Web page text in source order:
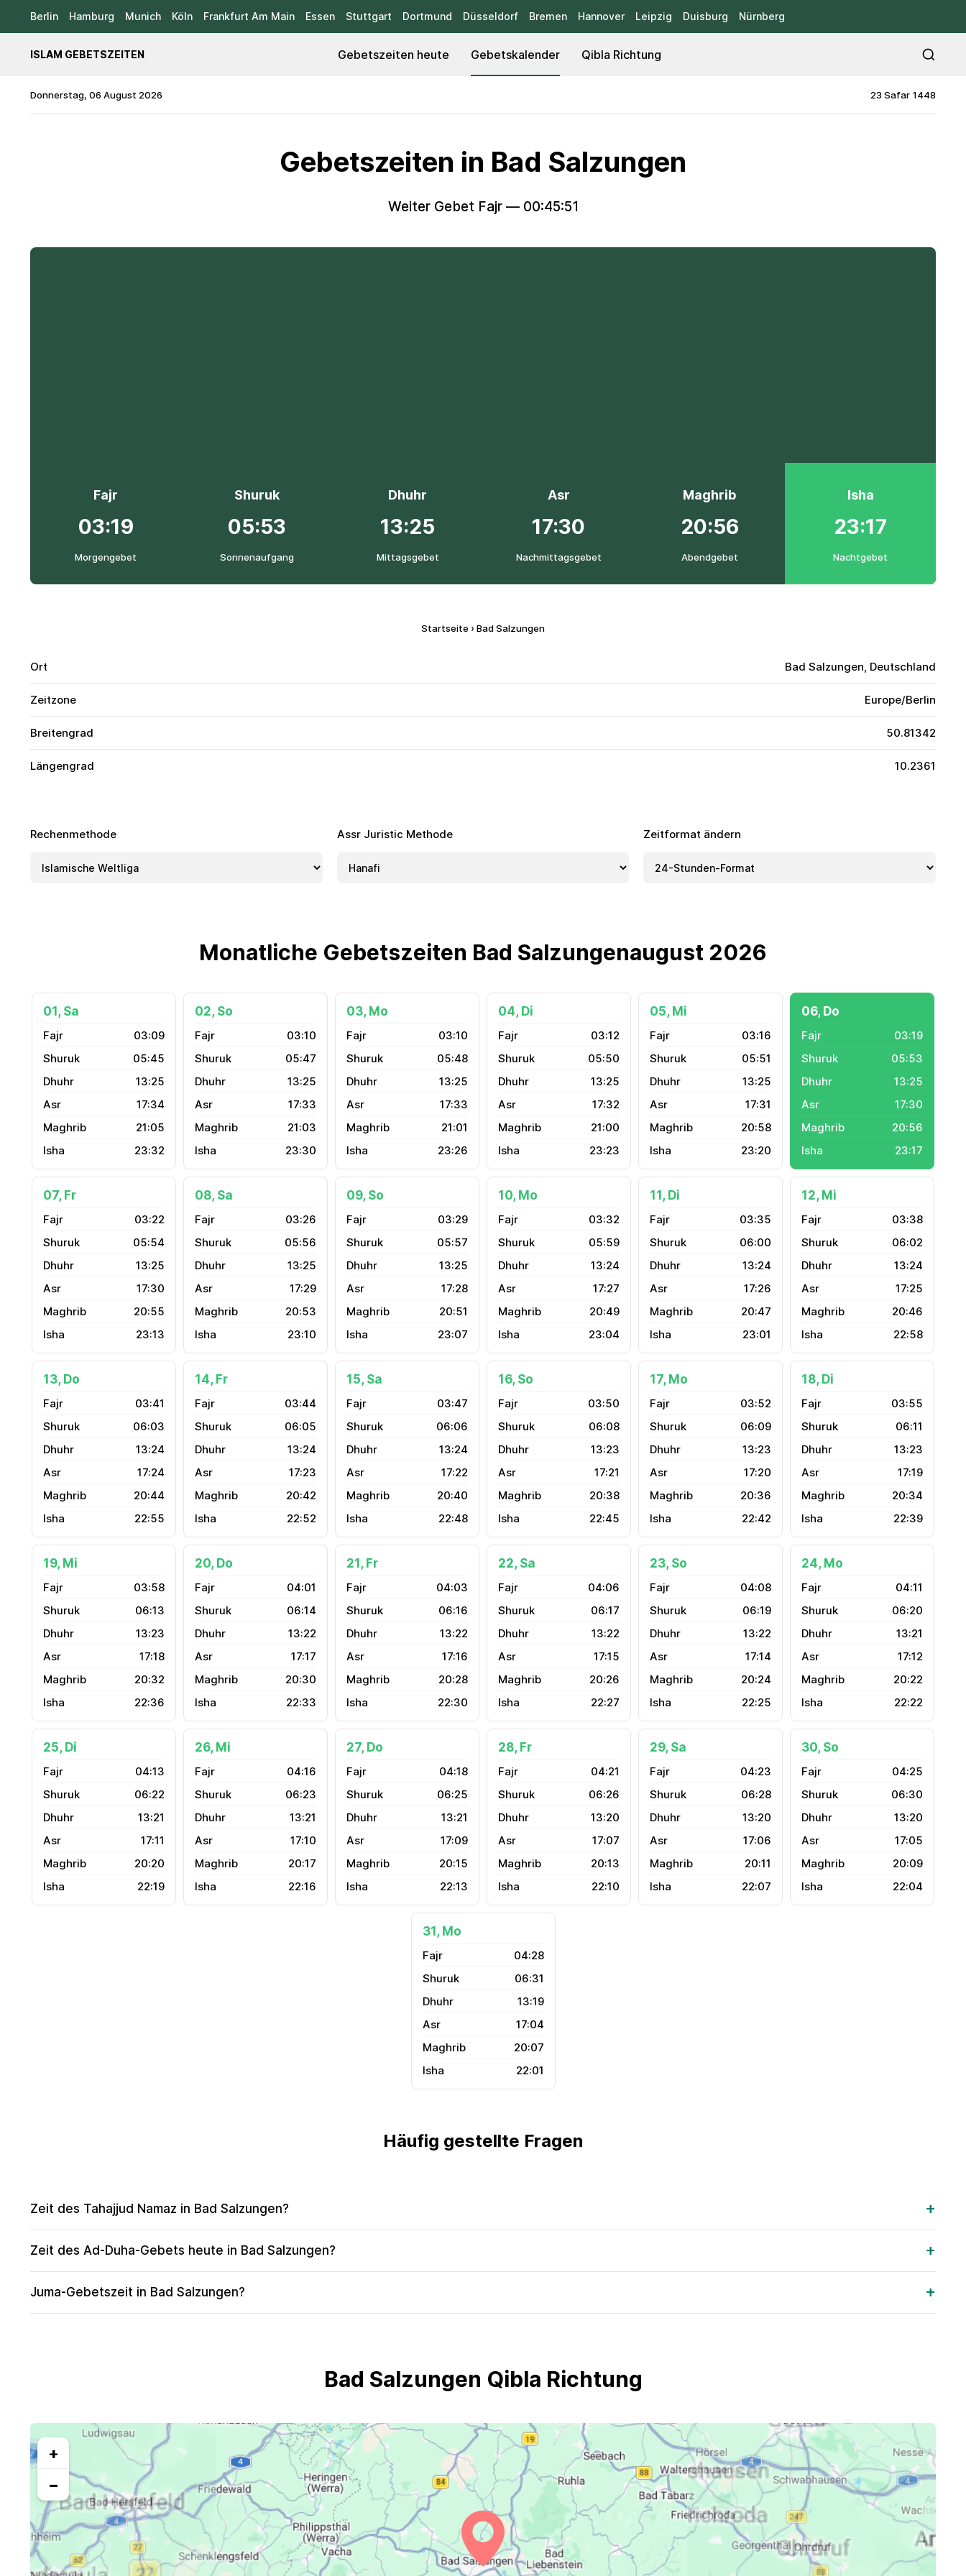
Berlin Hamburg Munich Köln Frankfurt Am Main Essen Stuttgart Dortmund Düsseldorf Bremen Hannover Leipzig Duisburg Nürnberg
ISLAM GEBETSZEITEN Gebetszeiten heute Gebetskalender Qibla Richtung
Donnerstag, 06 August 2026 23 Safar 1448
Gebetszeiten in Bad Salzungen
Weiter Gebet Fajr — 00:45:50
Fajr
03:19
Morgengebet
Shuruk
05:53
Sonnenaufgang
Dhuhr
13:25
Mittagsgebet
Asr
17:30
Nachmittagsgebet
Maghrib
20:56
Abendgebet
Isha
23:17
Nachtgebet
Startseite › Bad Salzungen
Ort Bad Salzungen, Deutschland
Zeitzone Europe/Berlin
Breitengrad 50.81342
Längengrad 10.2361
Rechenmethode Assr Juristic Methode Zeitformat ändern
Monatliche Gebetszeiten Bad Salzungenaugust 2026
01, Sa
03:09
05:45
13:25
17:34
21:05
23:32
02, So
03:10
05:47
13:25
17:33
21:03
23:30
03, Mo
03:10
05:48
13:25
17:33
21:01
23:26
04, Di
03:12
05:50
13:25
17:32
21:00
23:23
05, Mi
03:16
05:51
13:25
17:31
20:58
23:20
06, Do
03:19
05:53
13:25
17:30
20:56
23:17
07, Fr
03:22
05:54
13:25
17:30
20:55
23:13
08, Sa
03:26
05:56
13:25
17:29
20:53
23:10
09, So
03:29
05:57
13:25
17:28
20:51
23:07
10, Mo
03:32
05:59
13:24
17:27
20:49
23:04
11, Di
03:35
06:00
13:24
17:26
20:47
23:01
12, Mi
03:38
06:02
13:24
17:25
20:46
22:58
13, Do
03:41
06:03
13:24
17:24
20:44
22:55
14, Fr
03:44
06:05
13:24
17:23
20:42
22:52
15, Sa
03:47
06:06
13:24
17:22
20:40
22:48
16, So
03:50
06:08
13:23
17:21
20:38
22:45
17, Mo
03:52
06:09
13:23
17:20
20:36
22:42
18, Di
03:55
06:11
13:23
17:19
20:34
22:39
19, Mi
03:58
06:13
13:23
17:18
20:32
22:36
20, Do
04:01
06:14
13:22
17:17
20:30
22:33
21, Fr
04:03
06:16
13:22
17:16
20:28
22:30
22, Sa
04:06
06:17
13:22
17:15
20:26
22:27
23, So
04:08
06:19
13:22
17:14
20:24
22:25
24, Mo
04:11
06:20
13:21
17:12
20:22
22:22
25, Di
04:13
06:22
13:21
17:11
20:20
22:19
26, Mi
04:16
06:23
13:21
17:10
20:17
22:16
27, Do
04:18
06:25
13:21
17:09
20:15
22:13
28, Fr
04:21
06:26
13:20
17:07
20:13
22:10
29, Sa
04:23
06:28
13:20
17:06
20:11
22:07
30, So
04:25
06:30
13:20
17:05
20:09
22:04
31, Mo
04:28
06:31
13:19
17:04
20:07
22:01
Häufig gestellte Fragen
Zeit des Tahajjud Namaz in Bad Salzungen?
Zeit des Ad-Duha-Gebets heute in Bad Salzungen?
Juma-Gebetszeit in Bad Salzungen?
Bad Salzungen Qibla Richtung
+
−